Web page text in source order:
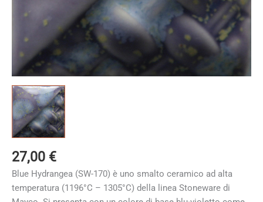
27,00 €
Blue Hydrangea (SW-170) è uno smalto ceramico ad alta
temperatura (1196°C – 1305°C) della linea Stoneware di